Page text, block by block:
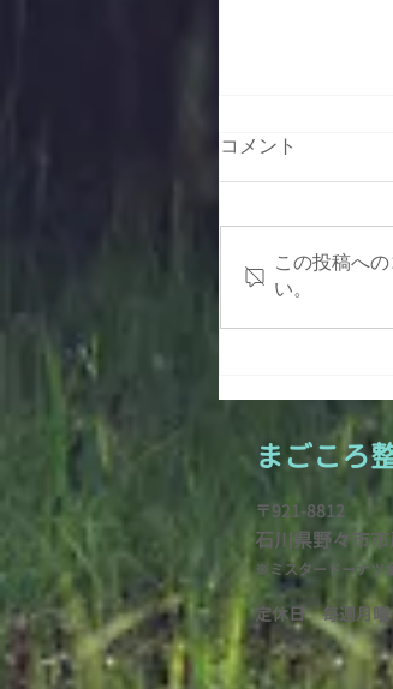
年末年始のお
12月29日〜1月
コメント
この投稿へ
い。
まごころ
〒921-8812
石川県野々市
※ミスタードーナツ
定休日 毎週月曜